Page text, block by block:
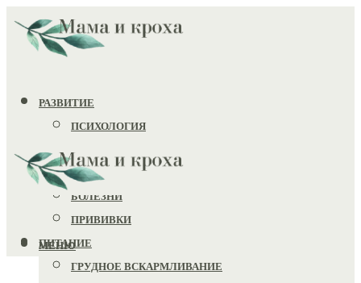
РАЗВИТИЕ
ПСИХОЛОГИЯ
ИГРУШКИ
ЗДОРОВЬЕ
БОЛЕЗНИ
ПРИВИВКИ
ПИТАНИЕ
ГРУДНОЕ ВСКАРМЛИВАНИЕ
МЕНЮ